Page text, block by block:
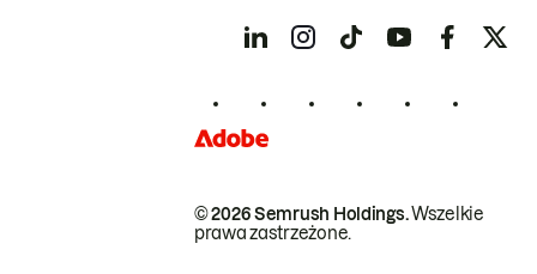
© 2026 Semrush Holdings.Wszelkie
prawa zastrzeżone.